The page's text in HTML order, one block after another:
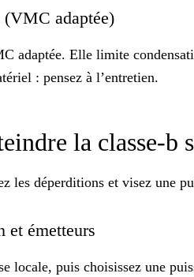
(VMC adaptée)
adaptée. Elle limite
: pensez à l’entretien.
la classe-b
les déperditions et visez une
et émetteurs
locale, puis choisissez une